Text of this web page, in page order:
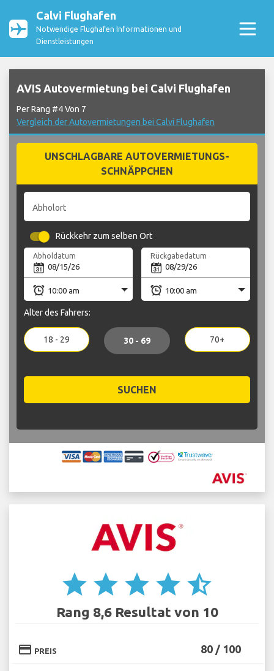
Calvi Flughafen
Notwendige Flughafen Informationen und
Dienstleistungen
AVIS Autovermietung bei Calvi Flughafen
Per Rang #4 Von 7
Vergleich der Autovermietungen bei Calvi Flughafen
UNSCHLAGBARE AUTOVERMIETUNGS-
SCHNÄPPCHEN
Abholort
Rückkehr zum selben Ort
Abholdatum Rückgabedatum
Alter des Fahrers:
18 - 29 30 - 69 70+
SUCHEN
star star star star star_half
Rang 8,6 Resultat von 10
credit_card PREIS 80 / 100